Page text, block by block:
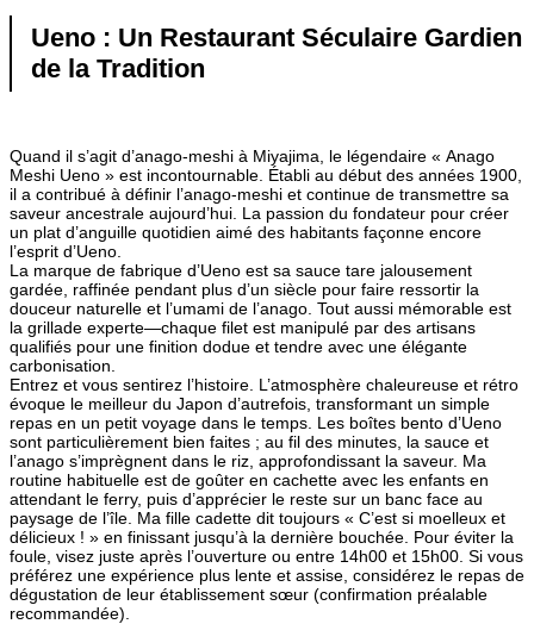
Ueno : Un Restaurant Séculaire Gardien
de la Tradition
Quand il s’agit d’anago-meshi à Miyajima, le légendaire « Anago
Meshi Ueno » est incontournable. Établi au début des années 1900,
il a contribué à définir l’anago-meshi et continue de transmettre sa
saveur ancestrale aujourd’hui. La passion du fondateur pour créer
un plat d’anguille quotidien aimé des habitants façonne encore
l’esprit d’Ueno.
La marque de fabrique d’Ueno est sa sauce tare jalousement
gardée, raffinée pendant plus d’un siècle pour faire ressortir la
douceur naturelle et l’umami de l’anago. Tout aussi mémorable est
la grillade experte—chaque filet est manipulé par des artisans
qualifiés pour une finition dodue et tendre avec une élégante
carbonisation.
Entrez et vous sentirez l’histoire. L’atmosphère chaleureuse et rétro
évoque le meilleur du Japon d’autrefois, transformant un simple
repas en un petit voyage dans le temps. Les boîtes bento d’Ueno
sont particulièrement bien faites ; au fil des minutes, la sauce et
l’anago s’imprègnent dans le riz, approfondissant la saveur. Ma
routine habituelle est de goûter en cachette avec les enfants en
attendant le ferry, puis d’apprécier le reste sur un banc face au
paysage de l’île. Ma fille cadette dit toujours « C’est si moelleux et
délicieux ! » en finissant jusqu’à la dernière bouchée. Pour éviter la
foule, visez juste après l’ouverture ou entre 14h00 et 15h00. Si vous
préférez une expérience plus lente et assise, considérez le repas de
dégustation de leur établissement sœur (confirmation préalable
recommandée).